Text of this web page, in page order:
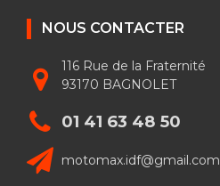
NOUS CONTACTER
116 Rue de la Fraternité
93170 BAGNOLET
01 41 63 48 50
motomax.idf@gmail.com